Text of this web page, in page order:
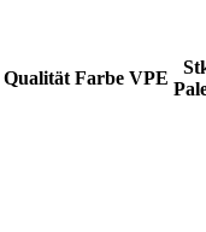
Qualität Farbe VPE